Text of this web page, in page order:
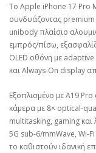
Το Apple iPhone 17 Pro
συνδυάζοντας
unibody πλαίσιο
εμπρός/πίσω,
OLED οθόνη με
και Always-On display
Εξοπλισμένο με A19 Pro
κάμερα με 8× optical-
multitasking, gaming
5G sub-6/mmWave, Wi-
το καθιστούν ιδανική